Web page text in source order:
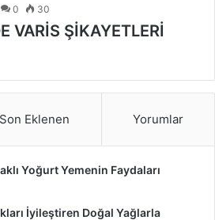
0 30
VARİS ŞİKAYETLERİ
Son Eklenen Yorumlar
Yoğurt Yemenin Faydaları
İyileştiren Doğal Yağlarla